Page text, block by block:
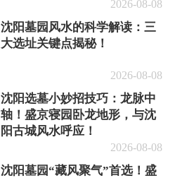
2026-08-08
沈阳墓园风水的科学解读：三
大选址关键点揭秘！
2026-08-08
沈阳选墓小妙招技巧：龙脉中
轴！盛京寝园卧龙地形，与沈
阳古城风水呼应！
2026-08-08
沈阳墓园“藏风聚气”首选！盛